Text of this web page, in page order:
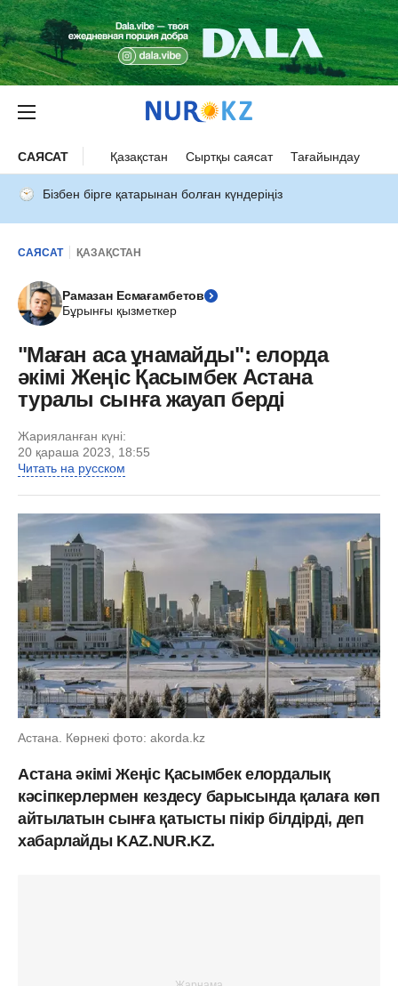
САЯСАТ Қазақстан Сыртқы саясат Тағайындау
Бізбен бірге қатарынан болған күндеріңіз
САЯСАТ ҚАЗАҚСТАН
Рамазан Есмағамбетов
Бұрынғы қызметкер
"Маған аса ұнамайды": елорда
әкімі Жеңіс Қасымбек Астана
туралы сынға жауап берді
Жарияланған күні:
20 қараша 2023, 18:55
Читать на русском
Астана. Көрнекі фото: akorda.kz
Астана әкімі Жеңіс Қасымбек елордалық
кәсіпкерлермен кездесу барысында қалаға көп
айтылатын сынға қатысты пікір білдірді, деп
хабарлайды KAZ.NUR.KZ.